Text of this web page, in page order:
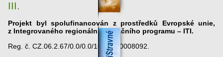
III.
Projekt byl spolufinancován z prostředků Evropské unie,
z Integrovaného regionální operačního programu – ITI.
Reg. č. CZ.06.2.67/0.0/0.0/16_066/0008092.